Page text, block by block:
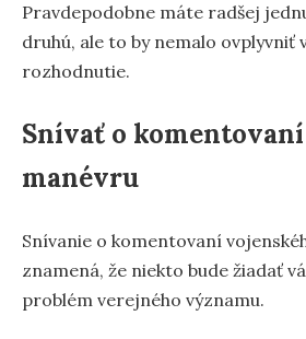
Pravdepodobne máte radšej
druhú, ale to by nemalo ovplyvniť
rozhodnutie.
Snívať o
manévru
Snívanie o komentovaní
znamená, že niekto bude žiadať
problém verejného významu.